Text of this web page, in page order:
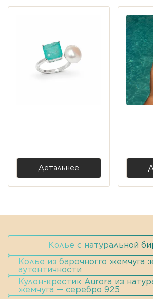
Детальнее
Колье с натуральной
Колье из барочногго жемчуга
аутентичности
Кулон-крестик Aurora из
жемчуга — серебро 925